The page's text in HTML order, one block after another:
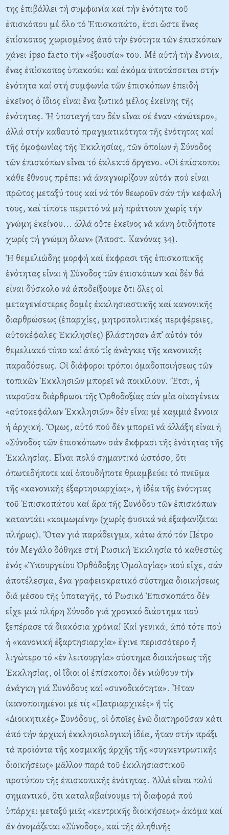
της ἐπιβάλλει τή συμφωνία καί τήν ἑνότητα τοῦ
ἐπισκόπου μέ ὅλο τό Ἐπισκοπάτο, ἔτσι ὥστε ἕνας
ἐπίσκοπος χωρισμένος ἀπό τήν ἑνότητα τῶν ἐπισκόπων
χάνει ipso facto τήν «ἐξουσία» του. Μέ αὐτή τήν ἔννοια,
ἕνας ἐπίσκοπος ὑπακούει καί ἀκόμα ὑποτάσσεται στήν
ἑνότητα καί στή συμφωνία τῶν ἐπισκόπων ἐπειδή
ἐκεῖνος ὁ ἴδιος εἶναι ἕνα ζωτικό μέλος ἐκείνης τῆς
ἑνότητας. Ἡ ὑποταγή του δέν εἶναι σέ ἕναν «ἀνώτερο»,
ἀλλά στήν καθαυτό πραγματικότητα τῆς ἑνότητας καί
τῆς ὀμοφωνίας τῆς Ἐκκλησίας, τῶν ὁποίων ἡ Σύνοδος
τῶν ἐπισκόπων εἶναι τό ἐκλεκτό ὄργανο. «Οἱ ἐπίσκοποι
κάθε ἔθνους πρέπει νά ἀναγνωρίζουν αὐτόν πού εἶναι
πρῶτος μεταξύ τους καί νά τόν θεωροῦν σάν τήν κεφαλή
τους, καί τίποτε περιττό νά μή πράττουν χωρίς τήν
γνώμη ἐκείνου... ἀλλά οὔτε ἐκεῖνος νά κάνη ὁτιδήποτε
χωρίς τή γνώμη ὅλων» (Ἀποστ. Κανόνας 34).
Ἡ θεμελιώδης μορφή καί ἔκφρασι τῆς ἐπισκοπικῆς
ἑνότητας εἶναι ἡ Σύνοδος τῶν ἐπισκόπων καί δέν θά
εἶναι δύσκολο νά ἀποδείξουμε ὅτι ὅλες οἱ
μεταγενέστερες δομές ἐκκλησιαστικῆς καί κανονικῆς
διαρθρώσεως (ἐπαρχίες, μητροπολιτικές περιφέρειες,
αὐτοκέφαλες Ἐκκλησίες) βλάστησαν ἀπ’ αὐτόν τόν
θεμελιακό τύπο καί ἀπό τίς ἀνάγκες τῆς κανονικῆς
παραδόσεως. Οἱ διάφοροι τρόποι ὀμαδοποιήσεως τῶν
τοπικῶν Ἐκκλησιῶν μπορεῖ νά ποικίλουν. Ἔτσι, ἡ
παροῦσα διάρθρωσι τῆς Ὀρθοδοξίας σάν μία οἰκογένεια
«αὐτοκεφάλων Ἐκκλησιῶν» δέν εἶναι μέ καμμιά ἔννοια
ἡ ἀρχική. Ὅμως, αὐτό πού δέν μπορεῖ νά ἀλλάξη εἶναι ἡ
«Σύνοδος τῶν ἐπισκόπων» σάν ἔκφρασι τῆς ἑνότητας τῆς
Ἐκκλησίας. Εἶναι πολύ σημαντικό ὡστόσο, ὅτι
ὀπωτεδήποτε καί ὁπουδήποτε θριαμβεύει τό πνεῦμα
τῆς «κανονικῆς ἐξαρτησιαρχίας», ἡ ἰδέα τῆς ἑνότητας
τοῦ Ἐπισκοπάτου καί ἄρα τῆς Συνόδου τῶν ἐπισκόπων
καταντάει «κοιμωμένη» (χωρίς φυσικά νά ἐξαφανίζεται
πλήρως). Ὅταν γιά παράδειγμα, κάτω ἀπό τόν Πέτρο
τόν Μεγάλο δόθηκε στή Ρωσική Ἐκκλησία τό καθεστὼς
ἑνός «Ὑπουργείου Ὀρθόδοξης Ὁμολογίας» πού εἶχε, σάν
ἀποτέλεσμα, ἕνα γραφειοκρατικό σύστημα διοικήσεως
διά μέσου τῆς ὑποταγῆς, τό Ρωσικό Ἐπισκοπάτο δέν
εἶχε μιά πλήρη Σύνοδο γιά χρονικό διάστημα πού
ξεπέρασε τά διακόσια χρόνια! Καί γενικά, ἀπό τότε πού
ἡ «κανονική ἐξαρτησιαρχία» ἔγινε περισσότερο ἢ
λιγώτερο τό «ἐν λειτουργία» σύστημα διοικήσεως τῆς
Ἐκκλησίας, οἱ ἴδιοι οἱ ἐπίσκοποι δέν νιώθουν τήν
ἀνάγκη γιά Συνόδους καί «συνοδικότητα». Ἦταν
ἰκανοποιημένοι μέ τίς «Πατριαρχικές» ἢ τίς
«Διοικητικές» Συνόδους, οἱ ὁποῖες ἐνῶ διατηροῦσαν κάτι
ἀπό τήν ἀρχική ἐκκλησιολογική ἰδέα, ἦταν στήν πράξι
τά προϊόντα τῆς κοσμικῆς ἀρχῆς τῆς «συγκεντρωτικῆς
διοικήσεως» μᾶλλον παρά τοῦ ἐκκλησιαστικοῦ
προτύπου τῆς ἐπισκοπικῆς ἑνότητας. Ἀλλά εἶναι πολύ
σημαντικό, ὅτι καταλαβαίνουμε τή διαφορά πού
ὑπάρχει μεταξύ μιᾶς «κεντρικῆς διοικήσεως» ἀκόμα καί
ἄν ὀνομάζεται «Σύνοδος», καί τῆς ἀληθινῆς